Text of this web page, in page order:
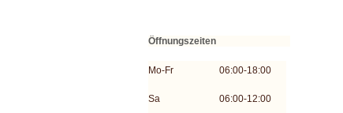
Öffnungszeiten
Mo-Fr 06:00-18:00
Sa 06:00-12:00